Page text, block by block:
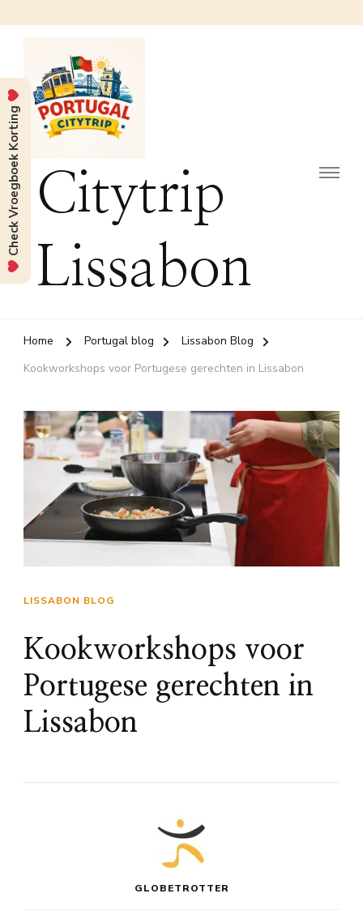
Citytrip
Lissabon
Home Portugal blog
Lissabon Blog
Kookworkshops voor Portugese gerechten in Lissabon
LISSABON BLOG
Kookworkshops voor
Portugese gerechten in
Lissabon
GLOBETROTTER
Check Vroegboek Korting